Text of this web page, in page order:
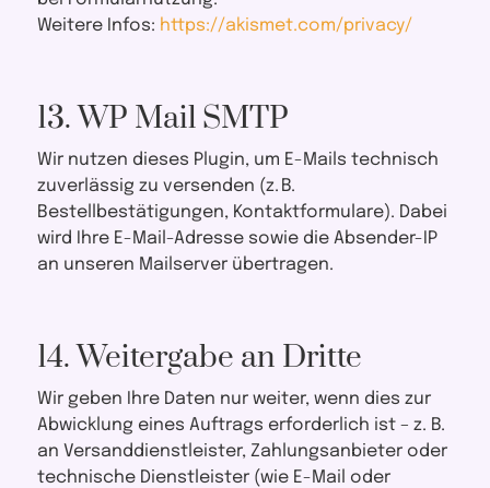
Weitere Infos: https://akismet.com/privacy/
13. WP Mail SMTP
Wir nutzen dieses Plugin, um E-Mails technisch
zuverlässig zu versenden (z. B.
Bestellbestätigungen, Kontaktformulare). Dabei
wird Ihre E-Mail-Adresse sowie die Absender-IP
an unseren Mailserver übertragen.
14. Weitergabe an Dritte
Wir geben Ihre Daten nur weiter, wenn dies zur
Abwicklung eines Auftrags erforderlich ist – z. B.
an Versanddienstleister, Zahlungsanbieter oder
technische Dienstleister (wie E-Mail oder